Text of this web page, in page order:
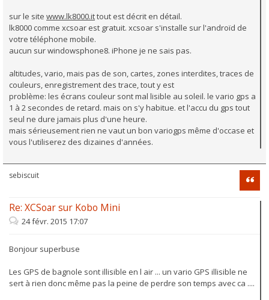
sur le site www.lk8000.ittout est décrit en détail.
lk8000 comme xcsoar est gratuit. xcsoar s'installe sur l'androïd de
votre téléphone mobile.
aucun sur windowsphone8. iPhone je ne sais pas.
altitudes, vario, mais pas de son, cartes, zones interdites, traces de
couleurs, enregistrement des trace, tout y est
problème: les écrans couleur sont mal lisible au soleil. le vario gps a
1 à 2 secondes de retard. mais on s'y habitue. et l'accu du gps tout
seul ne dure jamais plus d'une heure.
mais sérieusement rien ne vaut un bon variogps même d'occase et
vous l'utiliserez des dizaines d'années.
sebiscuit
Re: XCSoar sur Kobo Mini
24 févr. 2015 17:07
Bonjour superbuse
Les GPS de bagnole sont illisible en l air ... un vario GPS illisible ne
sert à rien donc même pas la peine de perdre son temps avec ca ....